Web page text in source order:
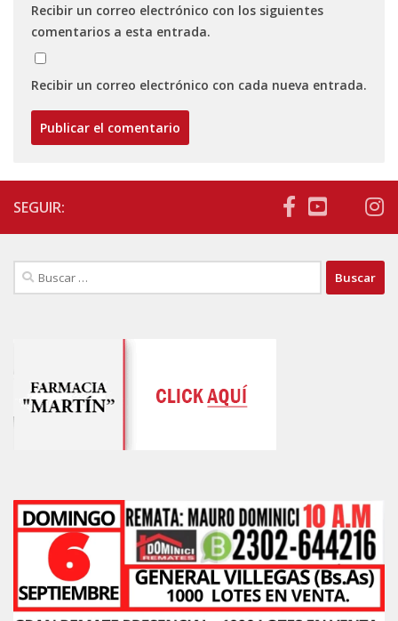
Recibir un correo electrónico con los siguientes
comentarios a esta entrada.
Recibir un correo electrónico con cada nueva entrada.
SEGUIR:
Buscar: